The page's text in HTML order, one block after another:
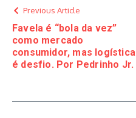
Previous Article
Favela é “bola da vez”
como mercado
consumidor, mas logística
é desfio. Por Pedrinho Jr.